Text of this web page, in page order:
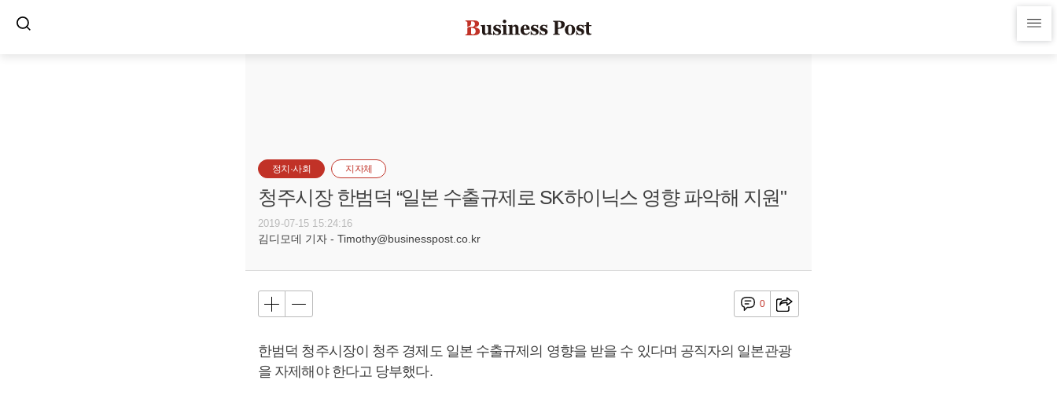
정치·사회 지자체
청주시장 한범덕 “일본 수출규제로 SK하이닉스 영향 파악해 지원"
2019-07-15 15:24:16
김디모데 기자 - Timothy@businesspost.co.kr
0
한범덕 청주시장이 청주 경제도 일본 수출규제의 영향을 받을 수 있다며 공직자의 일본관광
을 자제해야 한다고 당부했다.